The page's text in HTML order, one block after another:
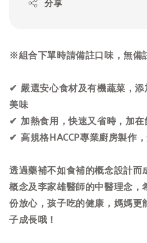
分享
※組合下單時請備註口味，無備
✔ 嚴選安心食材及有機蔬菜，
美味
✔ 加熱食用，快速又省時，加
✔ 高規格HACCP專業廚房製作
透過藥補不如食補的概念設計而
概念及李家雄醫師的中醫理念，
份放心，孩子吃的健康，媽媽更
子成長哦！